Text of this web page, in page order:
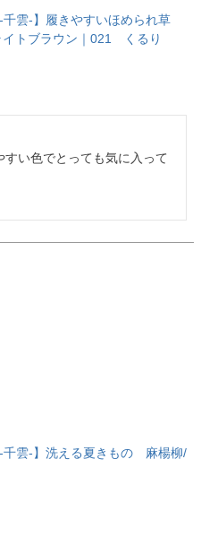
雲-】履きやすいほめられ草
トブラウン｜021 くるり
い色でとっても気に入って
雲-】洗える夏きもの 麻楊柳/